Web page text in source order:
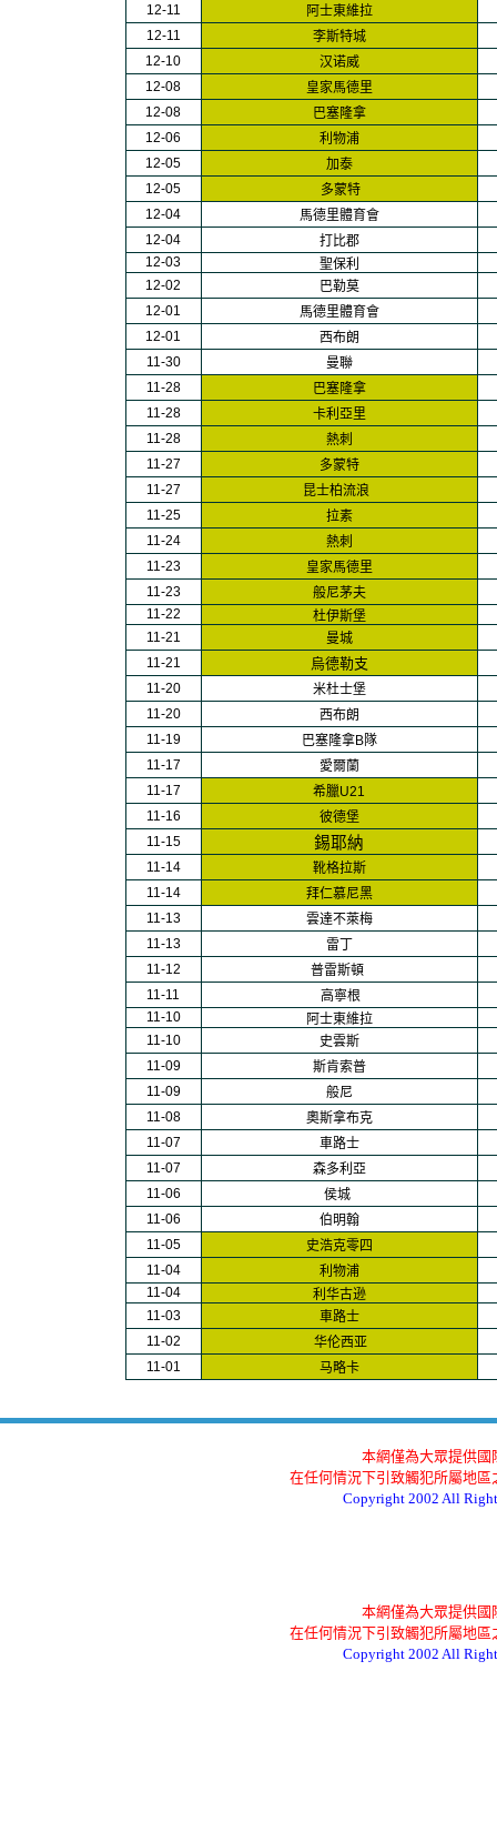
12-11
阿士東維拉
12-11
李斯特城
12-10
汉诺威
12-08
皇家馬德里
12-08
巴塞隆拿
12-06
利物浦
12-05
加泰
12-05
多蒙特
12-04
馬德里體育會
12-04
打比郡
12-03
聖保利
12-02
巴勒莫
12-01
馬德里體育會
12-01
西布朗
11-30
曼聯
11-28
巴塞隆拿
11-28
卡利亞里
11-28
熱刺
11-27
多蒙特
11-27
昆士柏流浪
11-25
拉素
11-24
熱刺
11-23
皇家馬德里
11-23
般尼茅夫
11-22
杜伊斯堡
11-21
曼城
11-21 烏德勒支
11-20
米杜士堡
11-20
西布朗
11-19
巴塞隆拿B隊
11-17
愛爾蘭
11-17
希臘U21
11-16
彼德堡
11-15 錫耶納
11-14
靴格拉斯
11-14
拜仁慕尼黑
11-13
雲達不萊梅
11-13
雷丁
11-12
普雷斯頓
11-11
高寧根
11-10
阿士東維拉
11-10
史雲斯
11-09
斯肯索普
11-09
般尼
11-08
奧斯拿布克
11-07
車路士
11-07
森多利亞
11-06
侯城
11-06
伯明翰
11-05
史浩克零四
11-04
利物浦
11-04
利华古逊
11-03
車路士
11-02
华伦西亚
11-01 马略卡
本網僅為大眾提供國
在任何情況下引致觸犯所屬地
Copyright 2002 All
本網僅為大眾提供國
在任何情況下引致觸犯所屬地
Copyright 2002 All